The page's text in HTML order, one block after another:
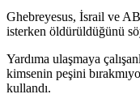
Ghebreyesus, İsrail ve
isterken öldürüldüğünü
Yardıma ulaşmaya
kimsenin peşini
kullandı.